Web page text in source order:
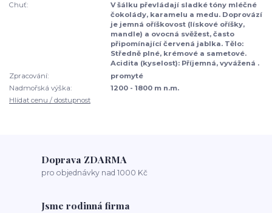
Chuť:
V šálku převládají sladké tóny mléčné
čokolády, karamelu a medu. Doprovází
je jemná oříškovost (lískové oříšky,
mandle) a ovocná svěžest, často
připomínající červená jablka. Tělo:
Středně plné, krémové a sametové.
Acidita (kyselost): Příjemná, vyvážená .
Zpracování:
promyté
Nadmořská výška:
1200 - 1800 m n.m.
Hlídat cenu / dostupnost
Doprava ZDARMA
pro objednávky nad 1000 Kč
Jsme rodinná firma